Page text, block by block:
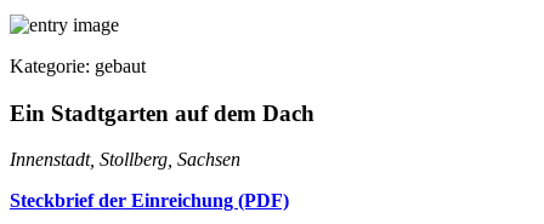
Kategorie: gebaut
Ein Stadtgarten auf dem Dach
Innenstadt, Stollberg, Sachsen
Steckbrief der Einreichung (PDF)